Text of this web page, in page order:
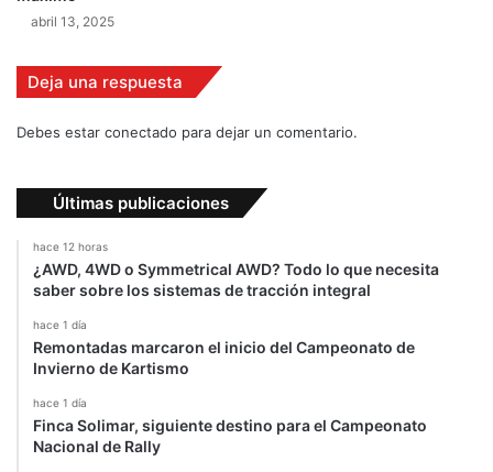
a
abril 13, 2025
Deja una respuesta
Debes estar conectado para dejar un comentario.
Últimas publicaciones
hace 12 horas
¿AWD, 4WD o Symmetrical AWD? Todo lo que necesita
saber sobre los sistemas de tracción integral
hace 1 día
Remontadas marcaron el inicio del Campeonato de
Invierno de Kartismo
hace 1 día
Finca Solimar, siguiente destino para el Campeonato
Nacional de Rally